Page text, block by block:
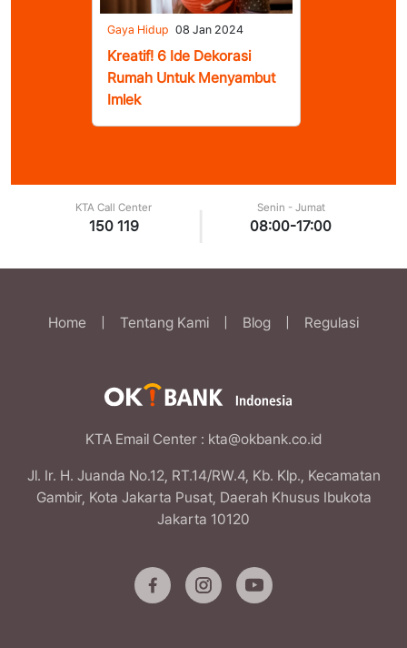
Gaya Hidup 08 Jan 2024
Kreatif! 6 Ide Dekorasi
Rumah Untuk Menyambut
Imlek
KTA Call Center
150 119
Senin - Jumat
08:00-17:00
Home Tentang Kami Blog Regulasi
KTA Email Center : kta@okbank.co.id
Jl. Ir. H. Juanda No.12, RT.14/RW.4, Kb. Klp., Kecamatan
Gambir, Kota Jakarta Pusat, Daerah Khusus Ibukota
Jakarta 10120